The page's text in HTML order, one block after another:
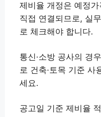
제비율 개정은 예정
직접 연결되므로, 실
로 체크해야 합니다.
통신·소방 공사의 경
로 건축·토목 기준 사
세요.
공고일 기준 제비율